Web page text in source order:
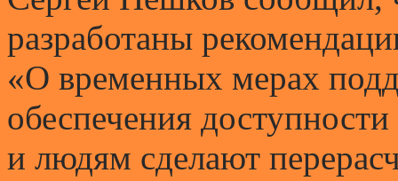
разработаны
«О временных мерах
обеспечения
и людям сделают